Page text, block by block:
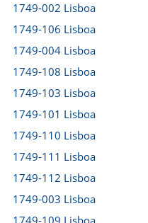
1749-002 Lisboa
1749-106 Lisboa
1749-004 Lisboa
1749-108 Lisboa
1749-103 Lisboa
1749-101 Lisboa
1749-110 Lisboa
1749-111 Lisboa
1749-112 Lisboa
1749-003 Lisboa
1749-109 Lisboa